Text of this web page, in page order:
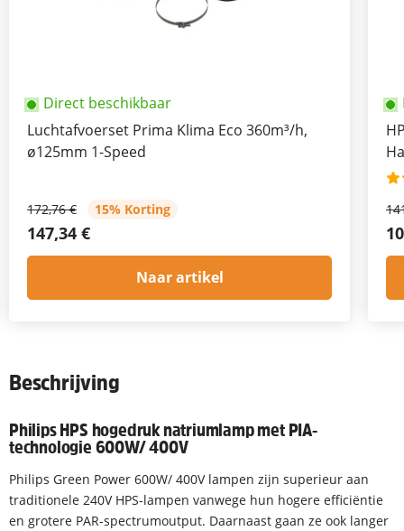
Direct beschikbaar
Luchtafvoerset Prima Klima Eco 360m³/h,
ø125mm 1-Speed
172,76 € 15% Korting
147,34 €
Naar artikel
Beschrijving
Philips HPS hogedruk natriumlamp met PIA-
technologie 600W/ 400V
Philips Green Power 600W/ 400V lampen zijn superieur aan
traditionele 240V HPS-lampen vanwege hun hogere efficiëntie
en grotere PAR-spectrumoutput. Daarnaast gaan ze ook langer